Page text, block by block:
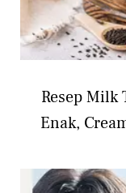
Resep Milk
Enak,